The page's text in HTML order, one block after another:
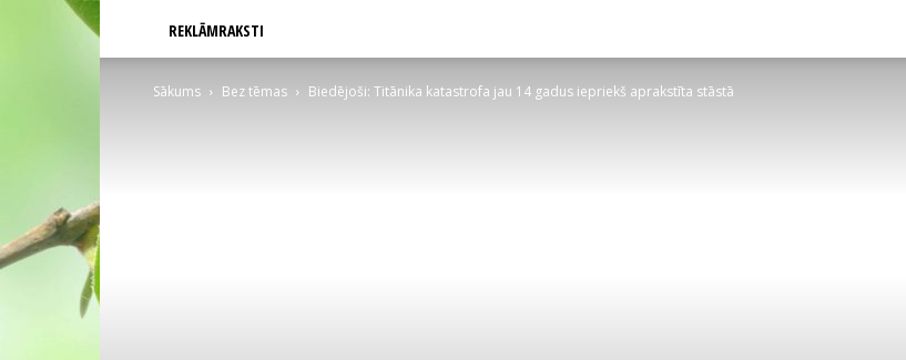
REKLĀMRAKSTI
Sākums Bez tēmas Biedējoši: Titānika katastrofa jau 14 gadus iepriekš aprakstīta stāstā